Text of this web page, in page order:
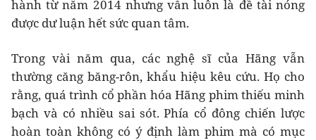
hành từ năm 2014 nhưng vẫn luôn là đề tài nóng
được dư luận hết sức quan tâm.
Trong vài năm qua, các nghệ sĩ của Hãng vẫn
thường căng băng-rôn, khẩu hiệu kêu cứu. Họ cho
rằng, quá trình cổ phần hóa Hãng phim thiếu minh
bạch và có nhiều sai sót. Phía cổ đông chiến lược
hoàn toàn không có ý định làm phim mà có mục